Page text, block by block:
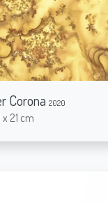
Corona 2020
21 cm